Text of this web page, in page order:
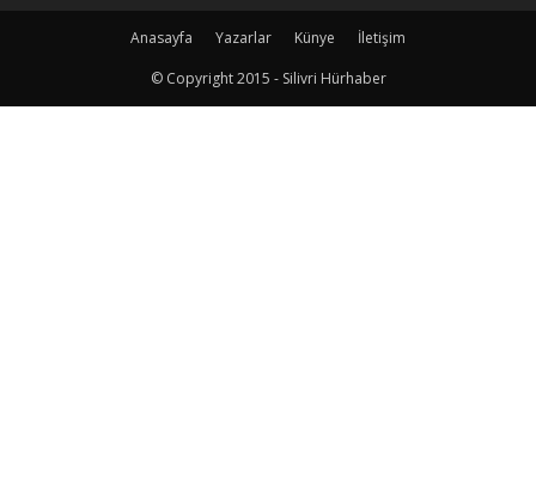
Anasayfa Yazarlar Künye
İletişim
© Copyright 2015 - Silivri Hürhaber